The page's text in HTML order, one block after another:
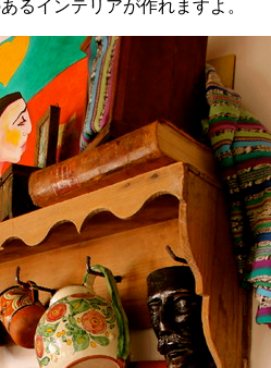
るインテリアが作れますよ。